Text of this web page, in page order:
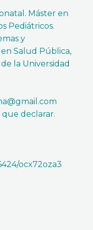
Máster en
Pediátricos.
y
Salud Pública,
la Universidad
declarar.
ocx72oza3